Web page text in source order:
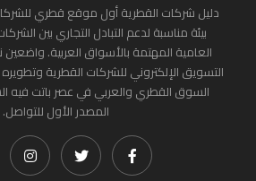
دليل شركات القطرية أول موقع قطري
بيئة مناسبة لدعم التبادل التجاري بين
العامية المهتمة بالأسواق العربية. واضعين
التسويق الإلكتروني للشركات القطرية
السوق القطري والعربي في عصر باتت فيه
المصدر الأول للتواصل.